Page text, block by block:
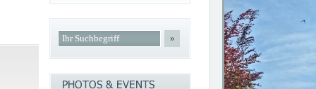
»